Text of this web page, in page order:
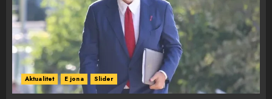
Aktualitet E jona Slider